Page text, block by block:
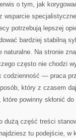
o tym, jak
wsparcie
potrzebują lepszej
bardziej stabilną
Na stronie
często nie chodzi
codzienność — praca
który z czasem
które powinny skłonić
dużą część treści
tu podejście, w